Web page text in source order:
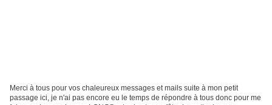
Merci à tous pour vos chaleureux messages et mails suite à mon petit
passage ici, je n'ai pas encore eu le temps de répondre à tous donc pour me